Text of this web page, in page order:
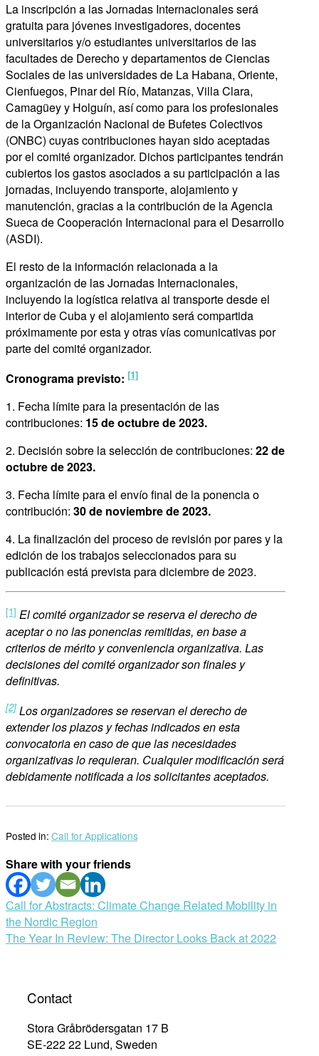
La inscripción a las Jornadas Internacionales será
gratuita para jóvenes investigadores, docentes
universitarios y/o estudiantes universitarios de las
facultades de Derecho y departamentos de Ciencias
Sociales de las universidades de La Habana, Oriente,
Cienfuegos, Pinar del Río, Matanzas, Villa Clara,
Camagüey y Holguín, así como para los profesionales
de la Organización Nacional de Bufetes Colectivos
(ONBC) cuyas contribuciones hayan sido aceptadas
por el comité organizador. Dichos participantes tendrán
cubiertos los gastos asociados a su participación a las
jornadas, incluyendo transporte, alojamiento y
manutención, gracias a la contribución de la Agencia
Sueca de Cooperación Internacional para el Desarrollo
(ASDI).
El resto de la información relacionada a la
organización de las Jornadas Internacionales,
incluyendo la logística relativa al transporte desde el
interior de Cuba y el alojamiento será compartida
próximamente por esta y otras vías comunicativas por
parte del comité organizador.
Cronograma previsto: [1]
1. Fecha límite para la presentación de las
contribuciones: 15 de octubre de 2023.
2. Decisión sobre la selección de contribuciones: 22 de
octubre de 2023.
3. Fecha límite para el envío final de la ponencia o
contribución: 30 de noviembre de 2023.
4. La finalización del proceso de revisión por pares y la
edición de los trabajos seleccionados para su
publicación está prevista para diciembre de 2023.
[1] El comité organizador se reserva el derecho de
aceptar o no las ponencias remitidas, en base a
criterios de mérito y conveniencia organizativa. Las
decisiones del comité organizador son finales y
definitivas.
[2] Los organizadores se reservan el derecho de
extender los plazos y fechas indicados en esta
convocatoria en caso de que las necesidades
organizativas lo requieran. Cualquier modificación será
debidamente notificada a los solicitantes aceptados.
Posted in: Call for Applications
Share with your friends
Post
navigation
Call for Abstracts: Climate Change Related Mobility in
the Nordic Region
The Year In Review: The Director Looks Back at 2022
Contact
Stora Gråbrödersgatan 17 B
SE-222 22 Lund, Sweden